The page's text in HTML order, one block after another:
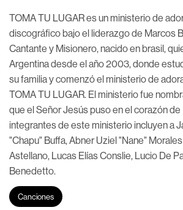
TOMA TU LUGAR es un ministerio de
discográfico bajo el liderazgo de Marcos
Cantante y Misionero, nacido en brasil,
Argentina desde el año 2003, donde
su familia y comenzó el ministerio de
TOMA TU LUGAR. El ministerio fue
que el Señor Jesús puso en el corazón
integrantes de este ministerio incluyen a
"Chapu" Buffa, Abner Uziel "Nane"
Astellano, Lucas Elías Conslie, Lucio De
Benedetto.
Canciones